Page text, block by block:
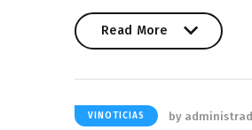
Read More
VINOTICIAS by